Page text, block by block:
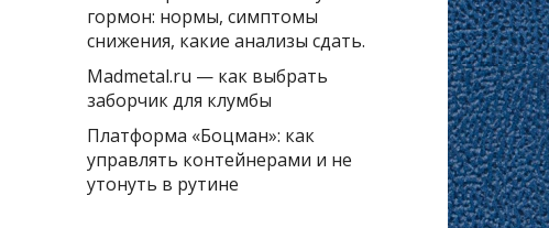
гормон: нормы, симптомы
снижения, какие анализы сдать.
Madmetal.ru — как выбрать
заборчик для клумбы
Платформа «Боцман»: как
управлять контейнерами и не
утонуть в рутине